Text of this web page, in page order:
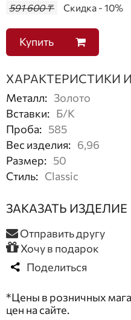
591 600 ₸ Скидка - 10%
Купить
ХАРАКТЕРИСТИКИ
Металл: Золото
Вставки: Б/К
Проба: 585
Вес изделия: 6,96
Размер: 50
Стиль: Classic
ЗАКАЗАТЬ ИЗДЕЛИЕ
Отправить другу
Хочу в подарок
Поделиться
*Цены в розничных
цен на сайте.